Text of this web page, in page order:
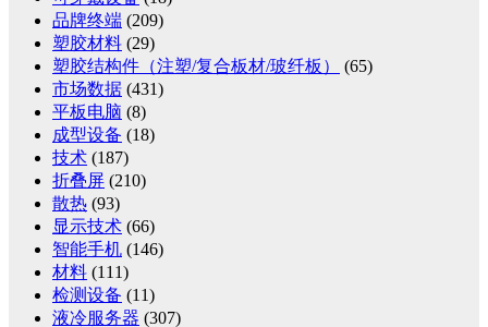
品牌终端 (209)
塑胶材料 (29)
塑胶结构件（注塑/复合板材/玻纤板）
(65)
市场数据 (431)
平板电脑 (8)
成型设备 (18)
技术 (187)
折叠屏 (210)
散热 (93)
显示技术 (66)
智能手机 (146)
材料 (111)
检测设备 (11)
液冷服务器 (307)